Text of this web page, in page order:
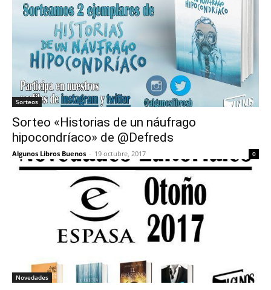
Sorteos
Sorteo «Historias de un náufrago
hipocondríaco» de @Defreds
Algunos Libros Buenos - 19 octubre, 2017 0
Novedades